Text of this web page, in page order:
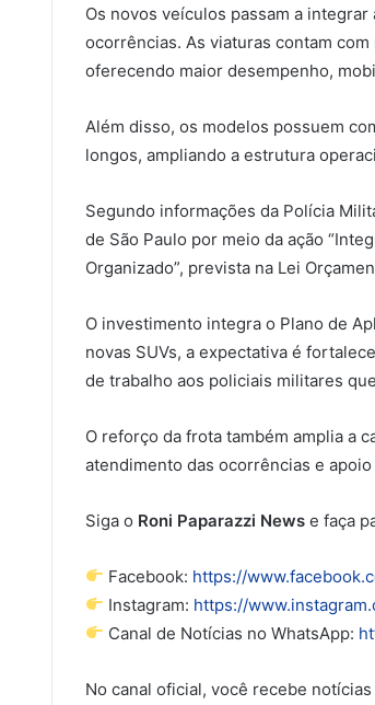
Os novos veículos passam a
ocorrências. As viaturas contam
oferecendo maior desempenho,
Além disso, os modelos possuem
longos, ampliando a estrutura
Segundo informações da Polícia
de São Paulo por meio da ação
Organizado”, prevista na Lei
O investimento integra o Plano de
novas SUVs, a expectativa é
de trabalho aos policiais militares
O reforço da frota também amplia a
atendimento das ocorrências e
Siga o Roni Paparazzi News e faça
Facebook: https://
Instagram: https://
Canal de Notícias no WhatsApp:
No canal oficial, você recebe